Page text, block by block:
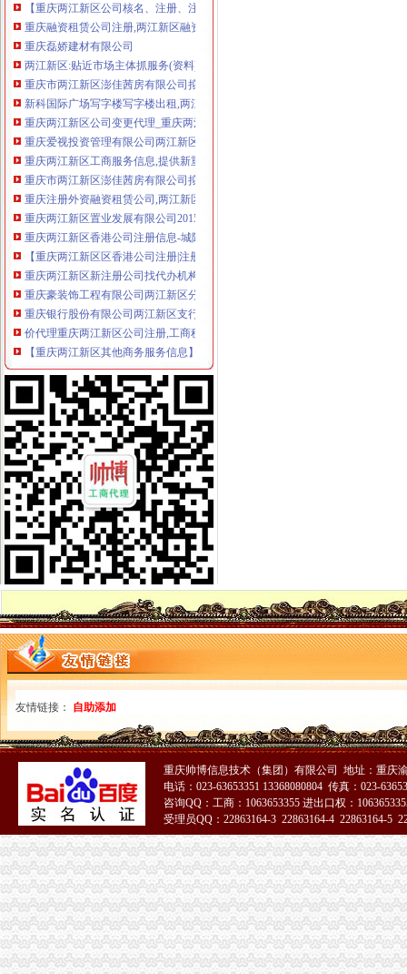
重庆融资租赁公司注册,两江新区融资租赁公司注册_重庆南岸区公司
重庆磊娇建材有限公司
两江新区:贴近市场主体抓服务(资料)_财经_新民网
重庆市两江新区澎佳茜房有限公司拟开办公示
新科国际广场写字楼写字楼出租,两江新区轻轨旁可注册公司1500元
重庆两江新区公司变更代理_重庆两江新区公司变更代办_重庆两江新区
重庆爱视投资管理有限公司两江新区验光配镜中心_【信用信息_诉
重庆两江新区工商服务信息,提供新重庆两江新区财税服务及重庆两
重庆市两江新区澎佳茜房有限公司拟开办公示
重庆注册外资融资租赁公司,两江新区融资租【今日推荐网-泉创业/
重庆两江新区置业发展有限公司2015校园招聘宣讲会上交大专场_重庆
重庆两江新区香港公司注册信息-城际分类
【重庆两江新区区香港公司注册|注册香港公司|香港公司注册查询】-重
重庆两江新区新注册公司找代办机构办执照的好处_【公司注册服务】
重庆豪装饰工程有限公司两江新区分公司联系方式_信用报告_工商信
重庆银行股份有限公司两江新区支行联系方式_信用报告_工商信息-启
价代理重庆两江新区公司注册,工商税务全套惊价300元
【重庆两江新区其他商务服务信息】-重庆赶集网
渝两江新区：深改先行一步-两江新区官网
重庆两江新区新盛置业发展有限公司
【重庆两江新区中视金鹰表演培训有限公司工商信息】-阿土伯工商信
重庆两江新区开发投资集团有限公司2015年第一期中期票据发行公告.
两江新区公司罪律咨询_两江新区公司罪免费律咨询—华律
重庆越展置业顾问有限公司两江新区分公司_【信用信息_诉讼信息_财
重庆两江新区渝祥有限责任公司_【信用信息_诉讼信息_财务
两江新区和这十个区县工商登记可“先照后证”-旅游频道-华龙网
重庆两江新区开发投资集团有限公司招聘集团财务部-财务管理-新校
重庆两江新区融资有限公司
【2017年重庆两江新区人力资源开发服务中心有限公司新招聘信息_
关于重庆两江新区外贸进出口企业海关注册代码进行变更备案的通知·
向我今年刚大学毕业,准备和朋友在重庆两江新区合资注册一家公司创
重庆两江新区置业发展有限公司2015年校园招聘简章_高校人才网
【2017年两江新区豪匠摄影工作室新招聘信息_电话_地址】-赶集网
重庆两江新区渝祥有限责任公司【工商信息_电话地址_注册信
重庆两江新区除甲醛公司
重庆两江新区工商代办公司注册公司注销代理记账【今日推荐网-重庆
重庆两江新区产业发展集团有限公司
“放管服”激发两江新区新活力_第1页-七一网
舟山网·大海网：两江新区成功获批国家级政务服务标准化试点
2014年第一期重庆两江新区开发投资集团有限公司公司券上市公告书
重庆两江新区设亿元创新基金扶持“创客”-新闻-国际在线
两江新区无地址注册公司
两江新区：人才集聚助推新区发展|产业|战略_凤凰资讯
关于印发《重庆两江新区促进科技创新发展办》的通知
重庆两江新区渝祥有限责任公司_【信用信息_诉讼信息_财务
重庆公司注销：专注代理两江新区企业工商注册-重庆爱问分类
两江新区科技创新中心简介-两江新区官网
阿里巴巴在渝两江新区注册成立和公司_新浪重庆新闻_新浪重
【要创业从注册公司开始,注册公司,代理记账全程为您服务】两
友情链接： 自助添加
重庆帅博信息技术（集团）有限公司 地址：重庆
电话：023-63653351 13368080804 传真：023-
咨询QQ：工商：1063653355 进出口权：
受理员QQ：22863164-3 22863164-4 22863164-5